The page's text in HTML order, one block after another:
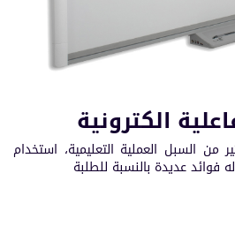
الكترونية
من السبل العملية التعليمية، استخدام
فوائد عديدة بالنسبة للطلبة